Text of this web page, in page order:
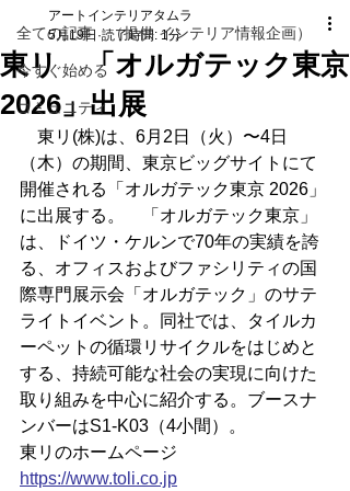
全ての記事 （提供 インテリア情報企画）
今すぐ始める
コミュニティ
東リ 「オルガテック東京
2026」出展
アートインテリアタムラ
5月19日 読了時間: 1分
東リ(株)は、6月2日（火）〜4日
（木）の期間、東京ビッグサイトにて
開催される「オルガテック東京 2026」
に出展する。　「オルガテック東京」
は、ドイツ・ケルンで70年の実績を誇
る、オフィスおよびファシリティの国
際専門展示会「オルガテック」のサテ
ライトイベント。同社では、タイルカ
ーペットの循環リサイクルをはじめと
する、持続可能な社会の実現に向けた
取り組みを中心に紹介する。ブースナ
ンバーはS1-K03（4小間）。
東リのホームページ
https://www.toli.co.jp